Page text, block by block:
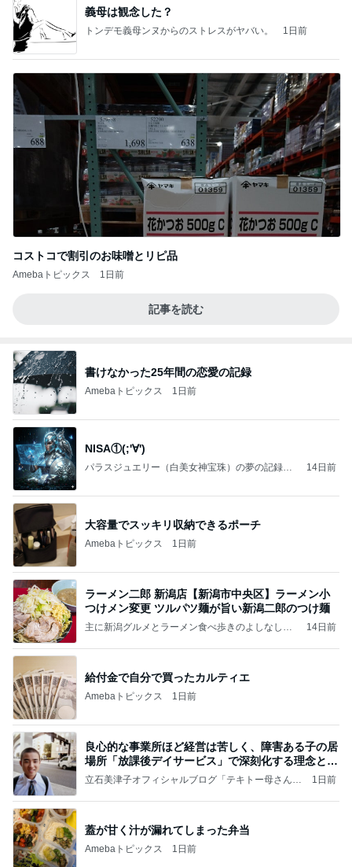
義母は観念した？
トンデモ義母ンヌからのストレスがヤバい。 1日前
コストコで割引のお味噌とリピ品
Amebaトピックス 1日前
記事を読む
書けなかった25年間の恋愛の記録
Amebaトピックス 1日前
NISA①(;'∀')
パラスジュエリー（白美女神宝珠）の夢の記録
14日前
大容量でスッキリ収納できるポーチ
Amebaトピックス 1日前
ラーメン二郎 新潟店【新潟市中央区】ラーメン小
つけメン変更 ツルパツ麺が旨い新潟二郎のつけ麺
主に新潟グルメとラーメン食べ歩きのよしなしご
14日前
給付金で自分で買ったカルティエ
Amebaトピックス 1日前
良心的な事業所ほど経営は苦しく、障害ある子の居
場所「放課後デイサービス」で深刻化する理念と現
実の
立石美津子オフィシャルブログ「テキトー母さんの
1日前
蓋が甘く汁が漏れてしまった弁当
Amebaトピックス 1日前